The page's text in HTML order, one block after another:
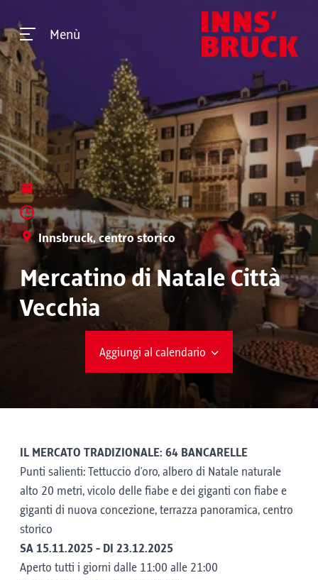
Menù
Innsbruck, centro storico
Mercatino di Natale Città
Vecchia
Aggiungi al calendario
IL MERCATO TRADIZIONALE: 64 BANCARELLE
Punti salienti: Tettuccio d'oro, albero di Natale naturale
alto 20 metri, vicolo delle fiabe e dei giganti con fiabe e
giganti di nuova concezione, terrazza panoramica, centro
storico
SA 15.11.2025 - DI 23.12.2025
Aperto tutti i giorni dalle 11:00 alle 21:00